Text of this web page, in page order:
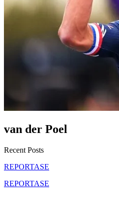
van der Poel
Recent Posts
REPORTASE
REPORTASE